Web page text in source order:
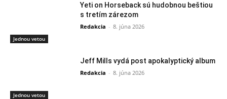
Jednou vetou
Yeti on Horseback sú hudobnou beštiou
s tretím zárezom
Redakcia - 8. júna 2026
Jednou vetou
Jeff Mills vydá post apokalyptický album
Redakcia - 8. júna 2026